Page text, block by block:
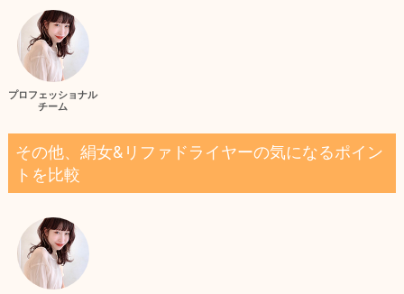
プロフェッショナル
チーム
その他、絹女&リファドライヤーの気になるポイン
トを比較